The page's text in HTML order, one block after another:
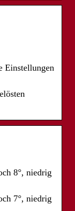
Einstellungen
8°, niedrig
7°, niedrig